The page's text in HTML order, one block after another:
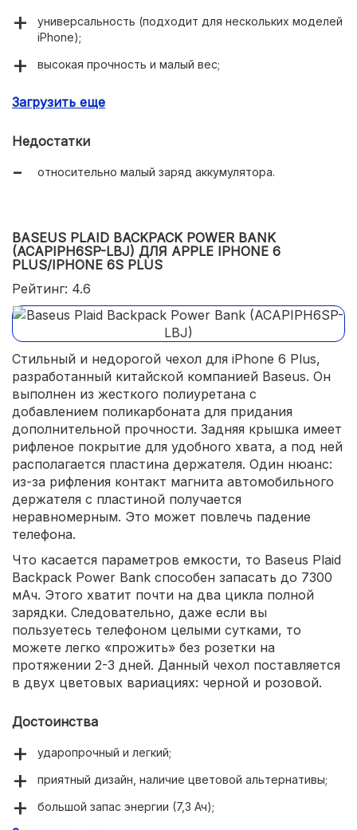
универсальность (подходит для нескольких моделей
iPhone);
высокая прочность и малый вес;
удобство хвата.
Загрузить еще
Недостатки
относительно малый заряд аккумулятора.
BASEUS PLAID BACKPACK POWER BANK
(ACAPIPH6SP-LBJ) ДЛЯ APPLE IPHONE 6
PLUS/IPHONE 6S PLUS
Рейтинг: 4.6
Стильный и недорогой чехол для iPhone 6 Plus,
разработанный китайской компанией Baseus. Он
выполнен из жесткого полиуретана с
добавлением поликарбоната для придания
дополнительной прочности. Задняя крышка имеет
рифленое покрытие для удобного хвата, а под ней
располагается пластина держателя. Один нюанс:
из-за рифления контакт магнита автомобильного
держателя с пластиной получается
неравномерным. Это может повлечь падение
телефона.
Что касается параметров емкости, то Baseus Plaid
Backpack Power Bank способен запасать до 7300
мАч. Этого хватит почти на два цикла полной
зарядки. Следовательно, даже если вы
пользуетесь телефоном целыми сутками, то
можете легко «прожить» без розетки на
протяжении 2-3 дней. Данный чехол поставляется
в двух цветовых вариациях: черной и розовой.
Достоинства
ударопрочный и легкий;
приятный дизайн, наличие цветовой альтернативы;
большой запас энергии (7,3 Ач);